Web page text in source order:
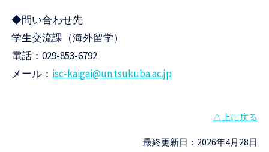
◆問い合わせ先
学生交流課（海外留学）
電話：029-853-6792
メール： isc-kaigai@un.tsukuba.ac.jp
△上に戻る
最終更新日：2026年4月28日